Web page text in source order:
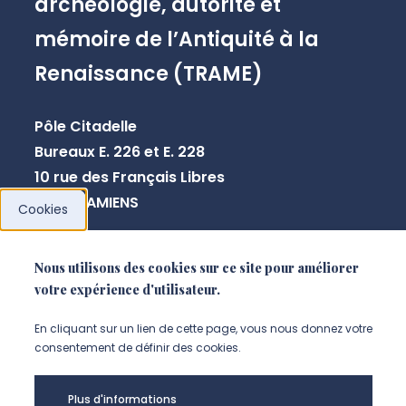
mémoire de l’Antiquité à la
Renaissance (TRAME)
Pôle Citadelle
Bureaux E. 226 et E. 228
10 rue des Français Libres
80080 AMIENS
NOUS CONTACTER
Cookies
Nous utilisons des cookies sur ce site pour améliorer
votre expérience d'utilisateur.
En cliquant sur un lien de cette page, vous nous donnez votre
consentement de définir des cookies.
Plus d'informations